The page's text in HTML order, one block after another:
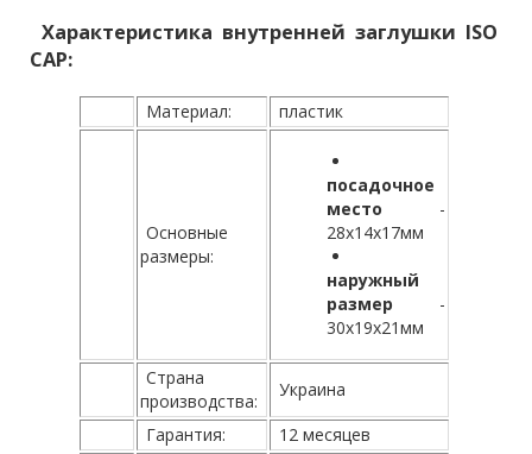
Характеристика внутренней заглушки ISO
CAP:
Материал: пластик
Основные
размеры:
посадочное
место -
28х14х17мм
наружный
размер -
30х19х21мм
Страна
производства:
Украина
Гарантия:
12 месяцев